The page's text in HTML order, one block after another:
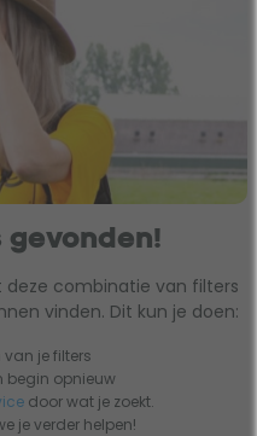
gevonden!
combinatie van filters
vinden. Dit kun je doen:
van je filters
begin opnieuw
door wat je zoekt.
je verder helpen!